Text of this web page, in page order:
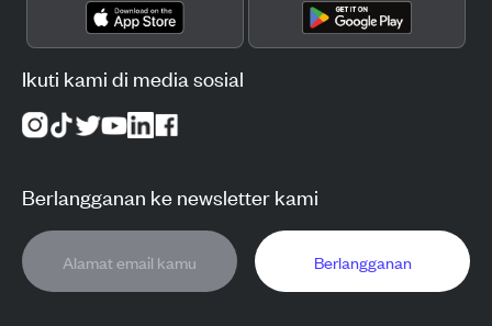
Ikuti kami di media sosial
Berlangganan ke newsletter kami
Berlangganan